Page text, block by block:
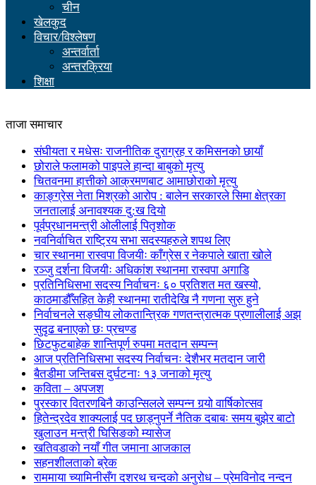
चीन
खेलकुद
विचार/विश्लेषण
अन्तर्वार्ता
अन्तरक्रिया
शिक्षा
ताजा समाचार
संघीयता र मधेसः राजनीतिक दुराग्रह र कमिसनको छायाँ
छोराले फलामको पाइपले हान्दा बाबुको मृत्यु
चितवनमा हात्तीको आक्रमणबाट आमाछोराको मृत्यु
काङ्ग्रेस नेता मिश्रको आरोप : बालेन सरकारले सिमा क्षेत्रका
जनतालाई अनावश्यक दु:ख दियो
पूर्वप्रधानमन्त्री ओलीलाई पितृशोक
नवनिर्वाचित राष्ट्रिय सभा सदस्यहरुले शपथ लिए
चार स्थानमा रास्वपा विजयीः काँग्रेस र नेकपाले खाता खोले
रञ्जु दर्शना विजयीः अधिकांश स्थानमा रास्वपा अगाडि
प्रतिनिधिसभा सदस्य निर्वाचनः ६० प्रतिशत मत खस्यो,
काठमाडौँसहित केही स्थानमा रातीदेखि नै गणना सुरु हुने
निर्वाचनले सङ्घीय लोकतान्त्रिक गणतन्त्रात्मक प्रणालीलाई अझ
सुदृढ बनाएको छः प्रचण्ड
छिटफुटबाहेक शान्तिपूर्ण रुपमा मतदान सम्पन्न
आज प्रतिनिधिसभा सदस्य निर्वाचनः देशैभर मतदान जारी
बैतडीमा जन्तिबस दुर्घटनाः १३ जनाको मृत्यु
कविता – अपजश
पुरस्कार वितरणबिनै काउन्सिलले सम्पन्न गर्‍यो वार्षिकोत्सव
हितेन्द्रदेव शाक्यलाई पद छाड्नुपर्ने नैतिक दबाबः समय बुझेर बाटो
खुलाउन मन्त्री घिसिङको म्यासेज
खतिवडाको नयाँ गीत जमाना आजकाल
सहनशीलताको ब्रेक
राममाया च्यामिनीसँग दशरथ चन्दको अनुरोध – प्रेमविनोद नन्दन